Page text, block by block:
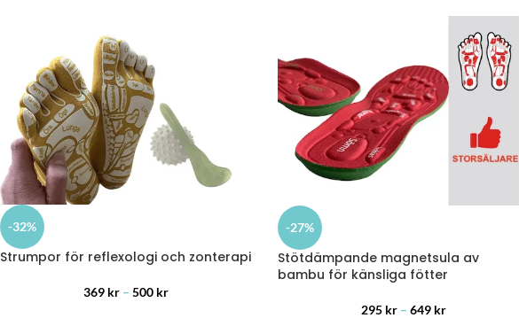
-32%
Strumpor för reflexologi och zonterapi
369 kr – 500 kr
-27%
Stötdämpande magnetsula av
bambu för känsliga fötter
295 kr – 649 kr